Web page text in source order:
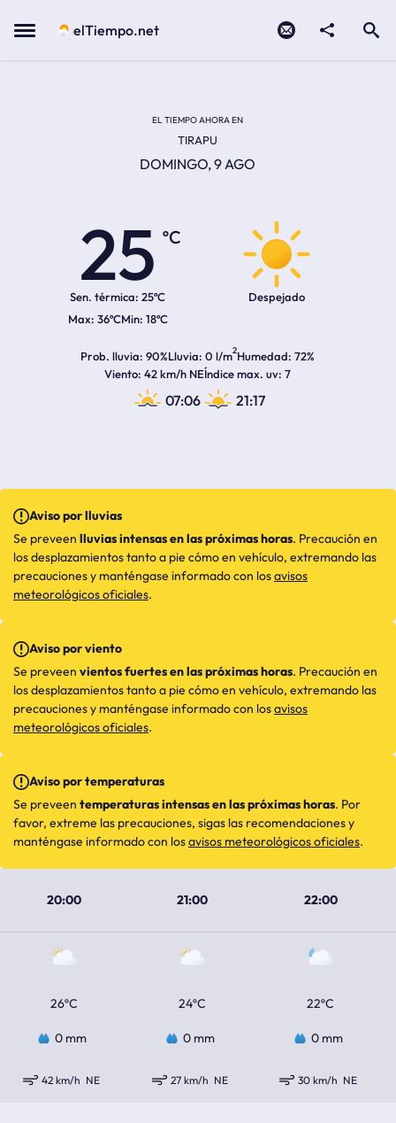
Menu elTiempo.net
EL TIEMPO AHORA EN
TIRAPU
DOMINGO, 9 AGO
25
ºC
Sen. térmica: 25ºC
36ºC 18ºC
Despejado
Prob. lluvia 90%Lluvia 0 l/m2Humedad 72%
Viento 42 km/h NEÍndice max. uv 7
07:06 21:17
20:00 21:00 22:00
26ºC 24ºC 22ºC
0 mm 0 mm 0 mm
42 km/h NE 27 km/h NE 30 km/h NE
Aviso por lluvias
Se preveen lluvias intensas en las próximas horas. Precaución en
los desplazamientos tanto a pie cómo en vehículo, extremando las
precauciones y manténgase informado con losavisos
meteorológicos oficiales.
Aviso por viento
Se preveen vientos fuertes en las próximas horas. Precaución en
los desplazamientos tanto a pie cómo en vehículo, extremando las
precauciones y manténgase informado con losavisos
meteorológicos oficiales.
Aviso por temperaturas
Se preveen temperaturas intensas en las próximas horas. Por
favor, extreme las precauciones, sigas las recomendaciones y
manténgase informado con losavisos meteorológicos oficiales.